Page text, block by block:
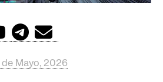
de Mayo, 2026